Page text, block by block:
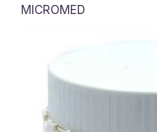
MICROMED